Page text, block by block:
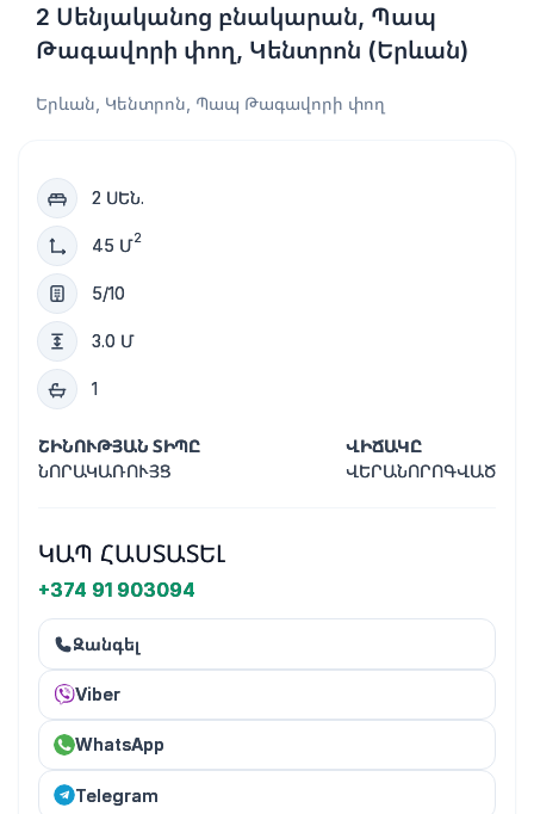
2 Սենյականոց բնակարան, Պապ
Թագավորի փող, Կենտրոն (Երևան)
Երևան, Կենտրոն, Պապ Թագավորի փող
2 ՍԵՆ.
45 Մ2
5/10
3.0 Մ
1
ՇԻՆՈՒԹՅԱՆ ՏԻՊԸ
ՆՈՐԱԿԱՌՈՒՅՑ
ՎԻՃԱԿԸ
ՎԵՐԱՆՈՐՈԳՎԱԾ
ԿԱՊ ՀԱՍՏԱՏԵԼ
+374 91 903094
Զանգել
Viber
WhatsApp
Telegram